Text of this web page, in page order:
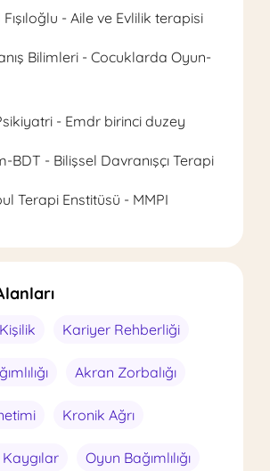
- Aile ve Evlilik terapisi
Bilimleri - Cocuklarda Oyun-
- Emdr birinci duzey
BDT - Bilişsel Davranışçı Terapi
Terapi Enstitüsü - MMPI
Kariyer Rehberliği
Akran Zorbalığı
Kronik Ağrı
Oyun Bağımlılığı